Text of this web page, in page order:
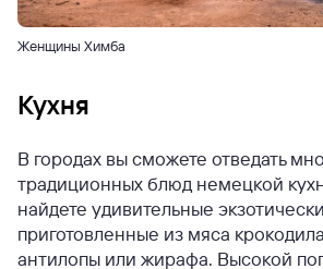
Женщины Химба
Кухня
В городах вы сможете отведать
традиционных блюд немецкой
найдете удивительные
приготовленные из мяса
антилопы или жирафа. Высокой